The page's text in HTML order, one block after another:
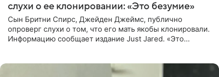
слухи о ее клонировании: «Это безумие»
Сын Бритни Спирс, Джейден Джеймс, публично
опроверг слухи о том, что его мать якобы клонировали.
Информацию сообщает издание Just Jared. «Это